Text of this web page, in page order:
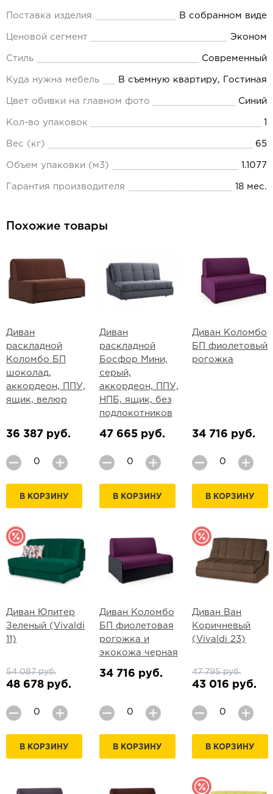
Поставка изделия В собранном виде
Ценовой сегмент Эконом
Стиль Современный
Куда нужна мебель В съемную квартиру, Гостиная
Цвет обивки на главном фото Синий
Кол-во упаковок 1
Вес (кг) 65
Объем упаковки (м3) 1.1077
Гарантия производителя 18 мес.
Похожие товары
Диван
раскладной
Коломбо БП
шоколад,
аккордеон, ППУ,
ящик, велюр
36 387 руб.
В КОРЗИНУ
Диван
раскладной
Босфор Мини,
серый,
аккордеон, ППУ,
НПБ, ящик, без
подлокотников
47 665 руб.
В КОРЗИНУ
Диван Коломбо
БП фиолетовый
рогожка
34 716 руб.
В КОРЗИНУ
Диван Юпитер
Зеленый (Vivaldi
11)
54 087 руб.
48 678 руб.
В КОРЗИНУ
Диван Коломбо
БП фиолетовая
рогожка и
экокожа черная
34 716 руб.
В КОРЗИНУ
Диван Ван
Коричневый
(Vivaldi 23)
47 795 руб.
43 016 руб.
В КОРЗИНУ